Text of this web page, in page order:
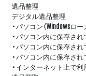
遺品整理
デジタル遺品整理
・パソコン（Windowsロ
・パソコン内に保存さ
・パソコン内に保存さ
・パソコン内に保存さ
・インターネット上で